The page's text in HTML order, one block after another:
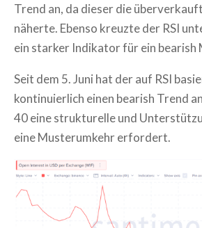
Trend an, da dieser die
näherte. Ebenso kreuzte der RSI
ein starker Indikator für ein bearish
Seit dem 5. Juni hat der auf RSI
kontinuierlich einen bearish Trend
40 eine strukturelle und
eine Musterumkehr erfordert.